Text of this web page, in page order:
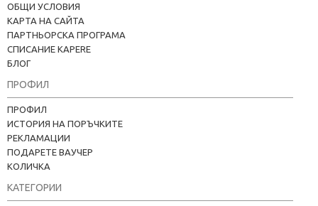
ОБЩИ УСЛОВИЯ
КАРТА НА САЙТА
ПАРТНЬОРСКА ПРОГРАМА
СПИСАНИЕ KAPERE
БЛОГ
ПРОФИЛ
ПРОФИЛ
ИСТОРИЯ НА ПОРЪЧКИТЕ
РЕКЛАМАЦИИ
ПОДАРЕТЕ ВАУЧЕР
КОЛИЧКА
КАТЕГОРИИ
Kapere.com